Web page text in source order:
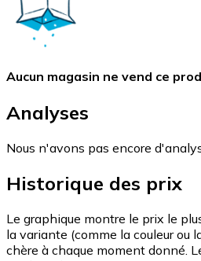
Aucun magasin ne vend ce
Analyses
Nous n'avons pas encore
Historique des prix
Le graphique montre le prix le
la variante (comme la couleur ou
chère à chaque moment donné.